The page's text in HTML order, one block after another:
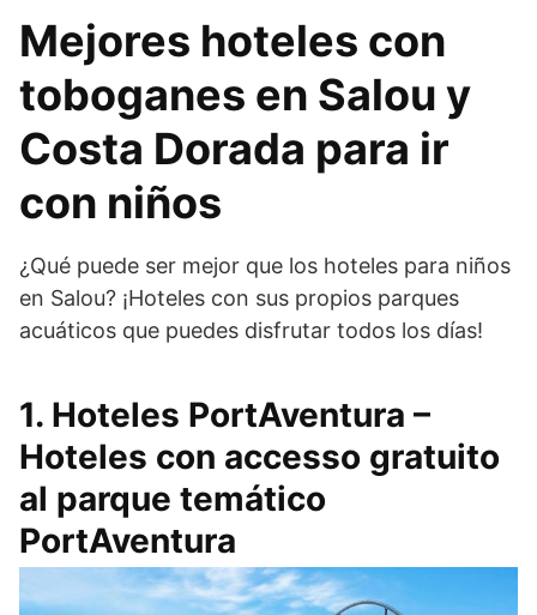
Mejores hoteles con
toboganes en Salou y
Costa Dorada para ir
con niños
¿Qué puede ser mejor que los hoteles para niños
en Salou? ¡Hoteles con sus propios parques
acuáticos que puedes disfrutar todos los días!
1. Hoteles PortAventura –
Hoteles con accesso gratuito
al parque temático
PortAventura